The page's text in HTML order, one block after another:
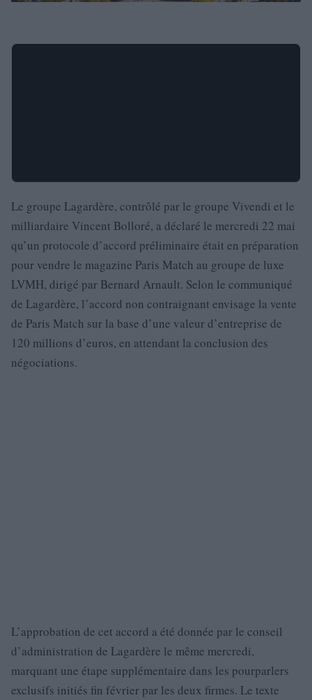
Le groupe Lagardère, contrôlé par le groupe Vivendi et le
milliardaire Vincent Bolloré, a déclaré le mercredi 22 mai
qu’un protocole d’accord préliminaire était en préparation
pour vendre le magazine Paris Match au groupe de luxe
LVMH, dirigé par Bernard Arnault. Selon le communiqué
de Lagardère, l’accord non contraignant envisage la vente
de Paris Match sur la base d’une valeur d’entreprise de
120 millions d’euros, en attendant la conclusion des
négociations.
L’approbation de cet accord a été donnée par le conseil
d’administration de Lagardère le même mercredi,
marquant une étape supplémentaire dans les pourparlers
exclusifs initiés fin février par les deux firmes. Le texte